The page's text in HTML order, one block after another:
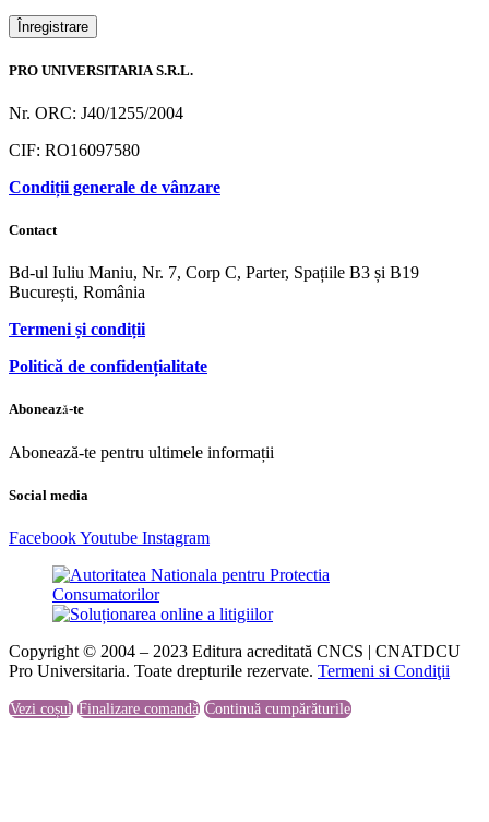
Înregistrare
PRO UNIVERSITARIA S.R.L.
Nr. ORC: J40/1255/2004
CIF: RO16097580
Condiții generale de vânzare
Contact
Bd-ul Iuliu Maniu, Nr. 7, Corp C, Parter, Spațiile B3 și B19
București, România
Termeni și condiții
Politică de confidențialitate
Abonează-te
Abonează-te pentru ultimele informații
Social media
FacebookYoutube Instagram
Copyright © 2004 – 2023 Editura acreditată CNCS | CNATDCU
Pro Universitaria. Toate drepturile rezervate. Termeni si Condiţii
Vezi coșul Finalizare comandă Continuă cumpărăturile